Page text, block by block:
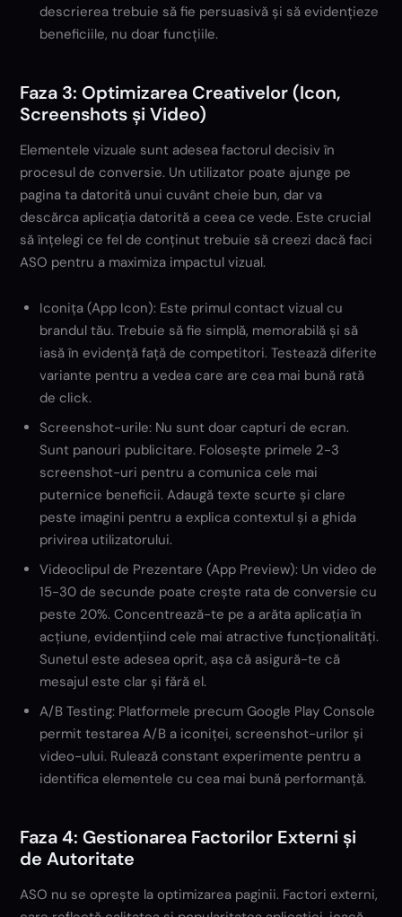
descrierea trebuie să fie persuasivă și să evidențieze
beneficiile, nu doar funcțiile.
Faza 3: Optimizarea Creativelor (Icon,
Screenshots și Video)
Elementele vizuale sunt adesea factorul decisiv în
procesul de conversie. Un utilizator poate ajunge pe
pagina ta datorită unui cuvânt cheie bun, dar va
descărca aplicația datorită a ceea ce vede. Este crucial
să înțelegi ce fel de conținut trebuie să creezi dacă faci
ASO pentru a maximiza impactul vizual.
Iconița (App Icon): Este primul contact vizual cu
brandul tău. Trebuie să fie simplă, memorabilă și să
iasă în evidență față de competitori. Testează diferite
variante pentru a vedea care are cea mai bună rată
de click.
Screenshot-urile: Nu sunt doar capturi de ecran.
Sunt panouri publicitare. Folosește primele 2-3
screenshot-uri pentru a comunica cele mai
puternice beneficii. Adaugă texte scurte și clare
peste imagini pentru a explica contextul și a ghida
privirea utilizatorului.
Videoclipul de Prezentare (App Preview): Un video de
15-30 de secunde poate crește rata de conversie cu
peste 20%. Concentrează-te pe a arăta aplicația în
acțiune, evidențiind cele mai atractive funcționalități.
Sunetul este adesea oprit, așa că asigură-te că
mesajul este clar și fără el.
A/B Testing: Platformele precum Google Play Console
permit testarea A/B a iconiței, screenshot-urilor și
video-ului. Rulează constant experimente pentru a
identifica elementele cu cea mai bună performanță.
Faza 4: Gestionarea Factorilor Externi și
de Autoritate
ASO nu se oprește la optimizarea paginii. Factori externi,